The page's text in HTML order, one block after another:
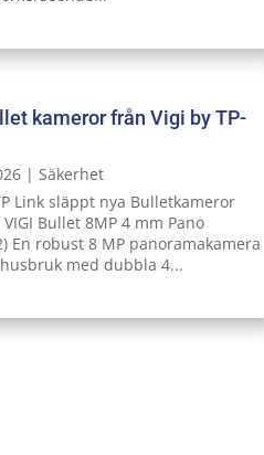
kameror från Vigi by TP-
| Säkerhet
Link släppt nya Bulletkameror
Bullet 8MP 4 mm Pano
En robust 8 MP panoramakamera
med dubbla 4...